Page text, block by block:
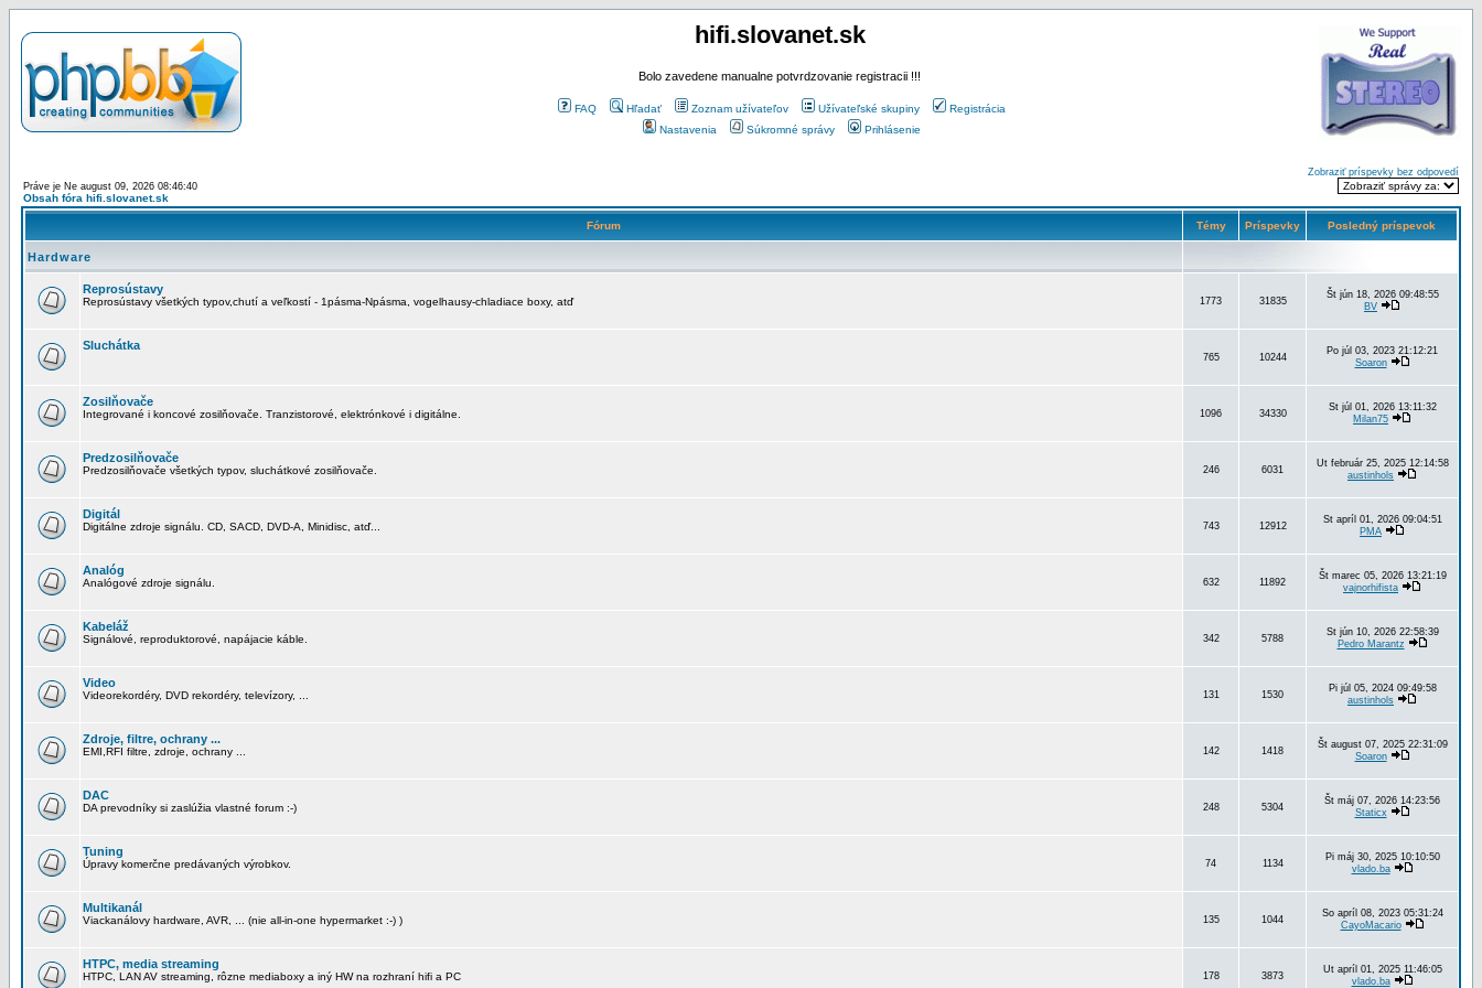
hifi.slovanet.sk
Bolo zavedene manualne potvrdzovanie registracii !!!
FAQ Hľadať Zoznam užívateľov Užívateľské skupiny
Registrácia
Nastavenia
Súkromné správy Prihlásenie
Práve je Ne august 09, 2026 08:46:40
Obsah fóra hifi.slovanet.sk
Zobraziť príspevky bez odpovedí
Fórum Témy Príspevky Posledný príspevok
Hardware
Reprosústavy
Reprosústavy všetkých typov,chutí a veľkostí - 1pásma-Npásma, vogelhausy-chladiace boxy, atď 1773 31835
Št jún 18, 2026 09:48:55
BV
Sluchátka
765 10244
Po júl 03, 2023 21:12:21
Soaron
Zosilňovače
Integrované i koncové zosilňovače. Tranzistorové, elektrónkové i digitálne. 1096 34330
St júl 01, 2026 13:11:32
Milan75
Predzosilňovače
Predzosilňovače všetkých typov, sluchátkové zosilňovače. 246 6031
Ut február 25, 2025 12:14:58
austinhols
Digitál
Digitálne zdroje signálu. CD, SACD, DVD-A, Minidisc, atď... 743 12912
St apríl 01, 2026 09:04:51
PMA
Analóg
Analógové zdroje signálu. 632 11892
Št marec 05, 2026 13:21:19
vajnorhifista
Kabeláž
Signálové, reproduktorové, napájacie káble. 342 5788
St jún 10, 2026 22:58:39
Pedro Marantz
Video
Videorekordéry, DVD rekordéry, televízory, ... 131 1530
Pi júl 05, 2024 09:49:58
austinhols
Zdroje, filtre, ochrany ...
EMI,RFI filtre, zdroje, ochrany ... 142 1418
Št august 07, 2025 22:31:09
Soaron
DAC
DA prevodníky si zaslúžia vlastné forum :-) 248 5304
Št máj 07, 2026 14:23:56
Staticx
Tuning
Úpravy komerčne predávaných výrobkov. 74 1134
Pi máj 30, 2025 10:10:50
vlado.ba
Multikanál
Viackanálovy hardware, AVR, ... (nie all-in-one hypermarket :-) ) 135 1044
So apríl 08, 2023 05:31:24
CayoMacario
HTPC, media streaming
HTPC, LAN AV streaming, rôzne mediaboxy a iný HW na rozhraní hifi a PC 178 3873
Ut apríl 01, 2025 11:46:05
vlado.ba